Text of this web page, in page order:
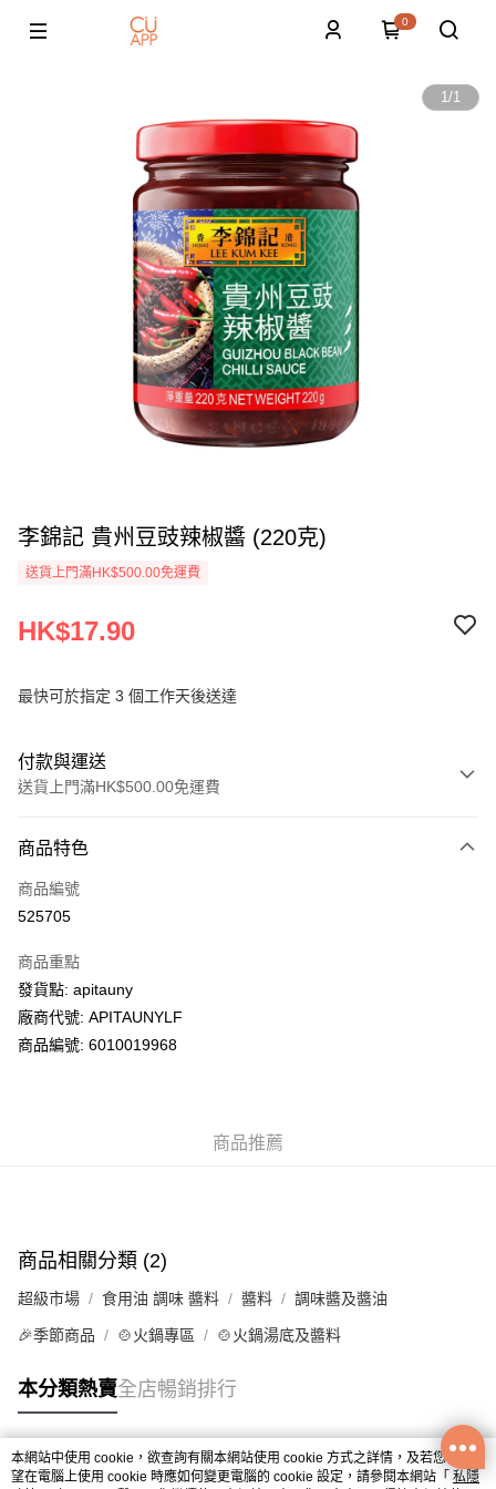
0
1/1
李錦記 貴州豆豉辣椒醬 (220克)
送貨上門滿HK$500.00免運費
HK$17.90
最快可於指定 3 個工作天後送達
付款與運送
送貨上門滿HK$500.00免運費
信用卡
AlipayHK
WeChat Pay
送貨方式
每筆HK$50.00，滿HK$200.00或以上免運費
UNY 門市自取
商品特色
商品編號
525705
商品重點
發貨點: apitauny
廠商代號: APITAUNYLF
商品編號: 6010019968
商品推薦
商品相關分類 (2)
超級市場 食用油 調味 醬料 醬料 調味醬及醬油
🎉季節商品 🍲火鍋專區 🍲火鍋湯底及醬料
本分類熱賣全店暢銷排行
熱門標籤
本網站中使用 cookie，欲查詢有關本網站使用 cookie 方式之詳情，及若您不希
望在電腦上使用 cookie 時應如何變更電腦的 cookie 設定，請參閱本網站「 私隱